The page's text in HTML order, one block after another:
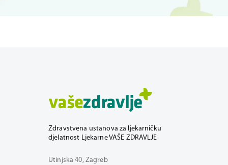
Zdravstvena ustanova za ljekarničku
djelatnost Ljekarne VAŠE ZDRAVLJE
Utinjska 40, Zagreb